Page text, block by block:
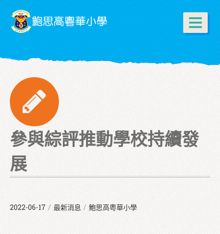
參與綜評推動學校持續發
展
2022-06-17 / 最新消息 / 鮑思高粵華小學